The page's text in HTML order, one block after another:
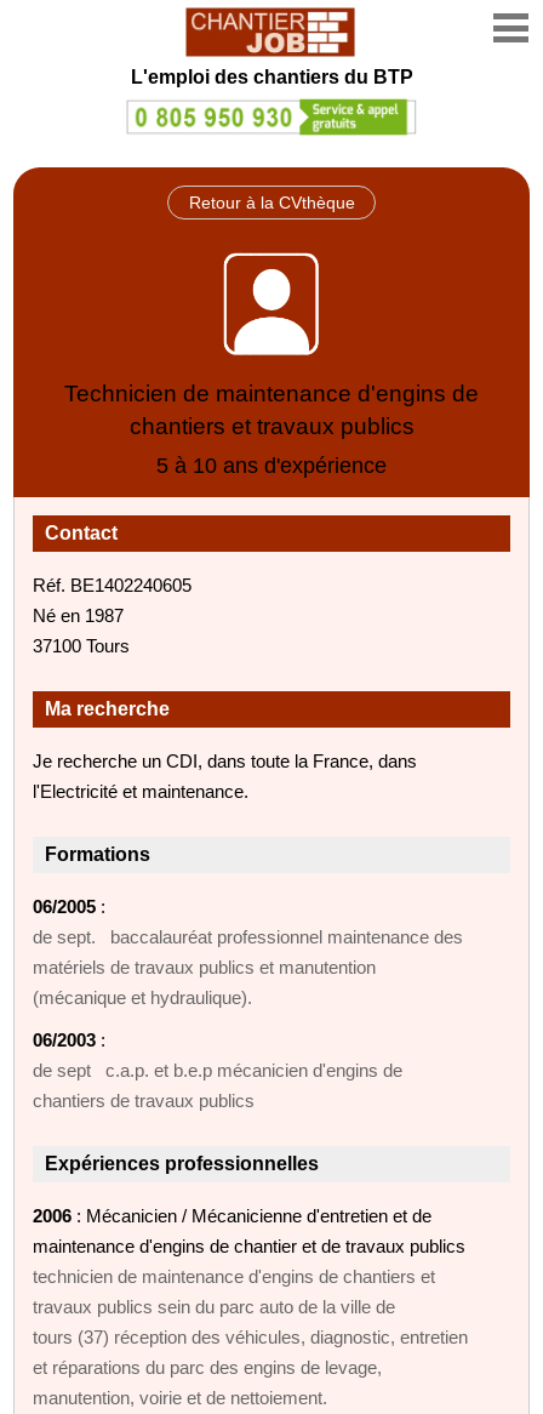
L'emploi des chantiers du BTP
Retour à la CVthèque
Technicien de maintenance d'engins de
chantiers et travaux publics
5 à 10 ans d'expérience
Contact
Réf. BE1402240605
Né en 1987
37100 Tours
Ma recherche
Je recherche un CDI, dans toute la France, dans
l'Electricité et maintenance.
Formations
06/2005 :
de sept. baccalauréat professionnel maintenance des
matériels de travaux publics et manutention
(mécanique et hydraulique).
06/2003 :
de sept c.a.p. et b.e.p mécanicien d'engins de
chantiers de travaux publics
Expériences professionnelles
2006 : Mécanicien / Mécanicienne d'entretien et de
maintenance d'engins de chantier et de travaux publics
technicien de maintenance d'engins de chantiers et
travaux publics sein du parc auto de la ville de
tours (37) réception des véhicules, diagnostic, entretien
et réparations du parc des engins de levage,
manutention, voirie et de nettoiement.